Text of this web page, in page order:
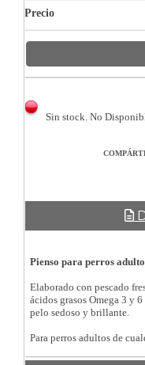
Sin stock. No
Pienso para perros
Elaborado con pescado
ácidos grasos Omega 3 y
pelo sedoso y brillante.
Para perros adultos de